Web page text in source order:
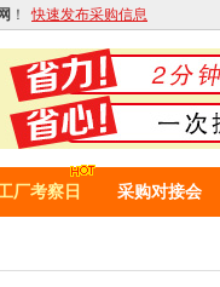
！ 快速发布采购信息
厂考察日 采购对接会